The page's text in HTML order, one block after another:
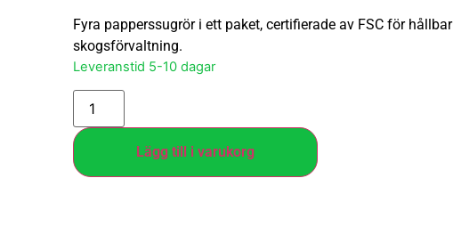
Fyra papperssugrör i ett paket, certifierade av FSC för hållbar
skogsförvaltning.
Leveranstid 5-10 dagar
Lägg till i varukorg